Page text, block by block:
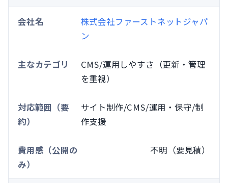
株式会社ファーストネットジャパ
ン
CMS/運用しやすさ（更新・管理
を重視）
サイト制作/CMS/運用・保守/制
作支援
不明（要見積）